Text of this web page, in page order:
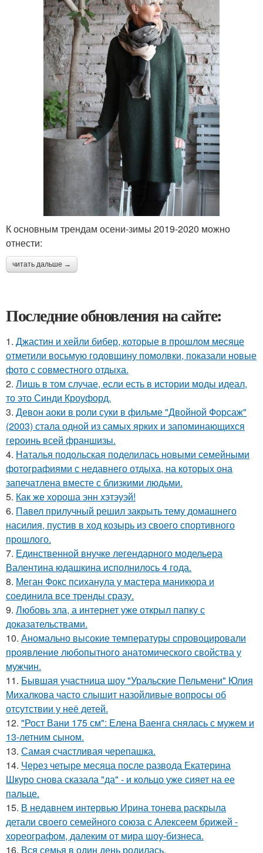
К основным трендам осени-зимы 2019-2020 можно
отнести:
читать дальше →
Последние обновления на сайте:
1. Джастин и хейли бибер, которые в прошлом месяце
отметили восьмую годовщину помолвки, показали новые
фото с совместного отдыха.
2. Лишь в том случае, если есть в истории моды идеал,
то это Синди Кроуфорд.
3. Девон аоки в роли суки в фильме "Двойной Форсаж"
(2003) стала одной из самых ярких и запоминающихся
героинь всей франшизы.
4. Наталья подольская поделилась новыми семейными
фотографиями с недавнего отдыха, на которых она
запечатлена вместе с близкими людьми.
5. Как же хороша энн хэтэуэй!
6. Павел прилучный решил закрыть тему домашнего
насилия, пустив в ход козырь из своего спортивного
прошлого.
7. Единственной внучке легендарного модельера
Валентина юдашкина исполнилось 4 года.
8. Меган Фокс психанула у мастера маникюра и
соединила все тренды сразу.
9. Любовь зла, а интернет уже открыл папку с
доказательствами.
10. Аномально высокие температуры спровоцировали
проявление любопытного анатомического свойства у
мужчин.
11. Бывшая участница шоу "Уральские Пельмени" Юлия
Михалкова часто слышит назойливые вопросы об
отсутствии у неё детей.
12. "Рост Вани 175 см": Елена Ваенга снялась с мужем и
13-летним сыном.
13. Самая счастливая черепашка.
14. Через четыре месяца после развода Екатерина
Шкуро снова сказала "да" - и кольцо уже сияет на ее
пальце.
15. В недавнем интервью Ирина тонева раскрыла
детали своего семейного союза с Алексеем брижей -
хореографом, далеким от мира шоу-бизнеса.
16. Вся семья в один день родилась.